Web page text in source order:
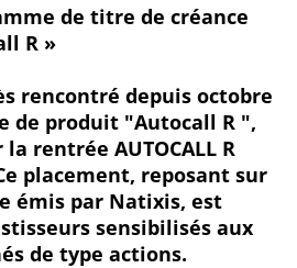
de titre de créance
R »
rencontré depuis octobre
de produit "Autocall R ",
la rentrée AUTOCALL R
placement, reposant sur
émis par Natixis, est
sensibilisés aux
de type actions.